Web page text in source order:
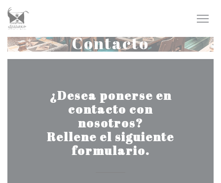
Personalización de sus opciones de cookies
Contacto
¿Desea ponerse en
contacto con
nosotros?
Rellene el siguiente
formulario.